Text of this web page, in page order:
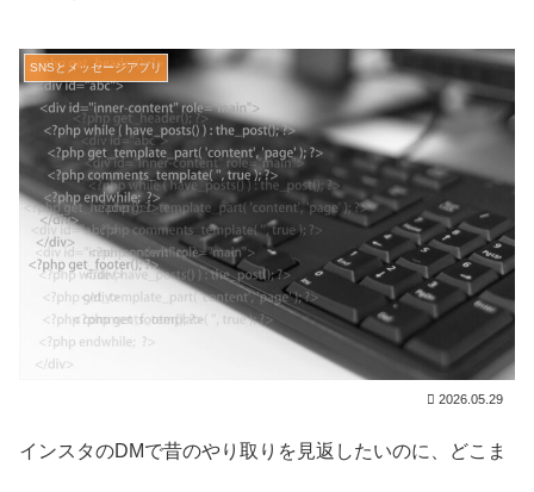
SNSとメッセージアプリ
2026.05.29
インスタのDMで昔のやり取りを見返したいのに、どこま